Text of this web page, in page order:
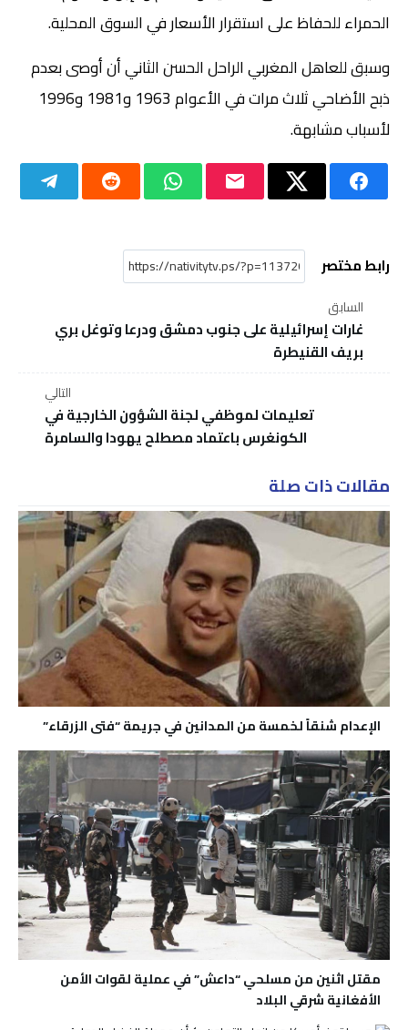
الحمراء للحفاظ على استقرار الأسعار في السوق المحلية.
وسبق للعاهل المغربي الراحل الحسن الثاني أن أوصى بعدم
ذبح الأضاحي ثلاث مرات في الأعوام 1963 و1981 و1996
لأسباب مشابهة.
رابط مختصر
السابق
غارات إسرائيلية على جنوب دمشق ودرعا وتوغل بري
بريف القنيطرة
التالي
تعليمات لموظفي لجنة الشؤون الخارجية في
الكونغرس باعتماد مصطلح يهودا والسامرة
مقالات ذات صلة
الإعدام شنقاً لخمسة من المدانين في جريمة “فتى الزرقاء”
مقتل اثنين من مسلحي “داعش” في عملية لقوات الأمن
الأفغانية شرقي البلاد